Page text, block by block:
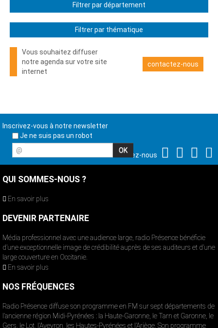
Filtrer par département
Filtrer par thématique
Vous souhaitez diffuser
notre agenda sur votre site
internet
contactez-nous
Inscrivez-vous à notre newsletter
Je ne suis pas un robot
@
Suivez-nous
QUI SOMMES-NOUS ?
En savoir plus
DEVENIR PARTENAIRE
Média professionnel avec une audience large, radio Présence bénéficie
d’une exceptionnelle image de crédibilité auprès de ses auditeurs et d’une
large couverture en Occitanie.
En savoir plus
NOS FRÉQUENCES
Radio Présence diffuse son programme en FM sur sept départements de
l’ancienne région Midi-Pyrénées : la Haute-Garonne, le Tarn et Garonne, le
Gers, le Lot, l’Aveyron, les Hautes-Pyrénées et l’Ariège. Son programme